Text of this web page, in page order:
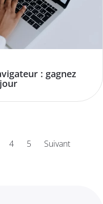
: gagnez
4 5 Suivant